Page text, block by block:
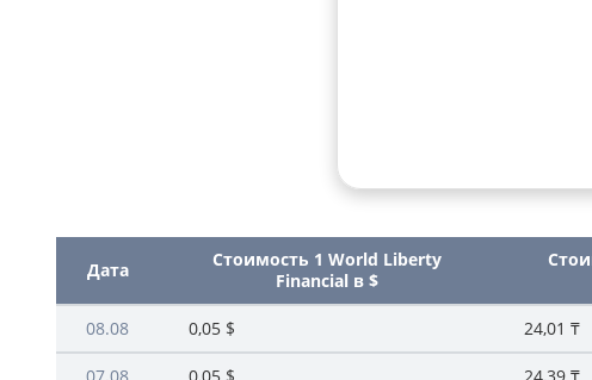
Дата
Стоимость 1 World Liberty
Financial в $
08.08 0,05 $ 24,01 ₸